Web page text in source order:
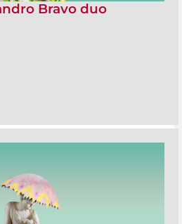
Bravo duo